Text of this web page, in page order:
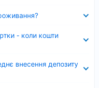
- коли кошти
внесення депозиту